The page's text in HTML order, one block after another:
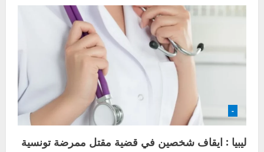
-
ليبيا : ايقاف شخصين في قضية مقتل ممرضة تونسية